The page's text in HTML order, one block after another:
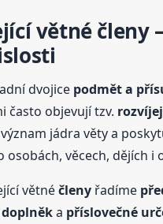
větnéčleny
dvojice podmět a
často objevují tzv.
jádra věty a
osobách, věcech, dějích i
větnéčleny řadíme
doplněka příslovečné